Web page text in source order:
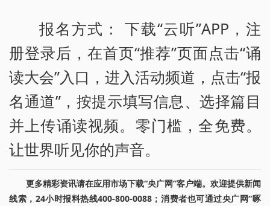
报名方式： 下载“云听”APP，注
册登录后，在首页“推荐”页面点击“诵
读大会”入口，进入活动频道，点击“报
名通道”，按提示填写信息、选择篇目
并上传诵读视频。零门槛，全免费。
让世界听见你的声音。
更多精彩资讯请在应用市场下载“央广网”客户端。欢迎提供新闻
线索，24小时报料热线400-800-0088；消费者也可通过央广网“啄